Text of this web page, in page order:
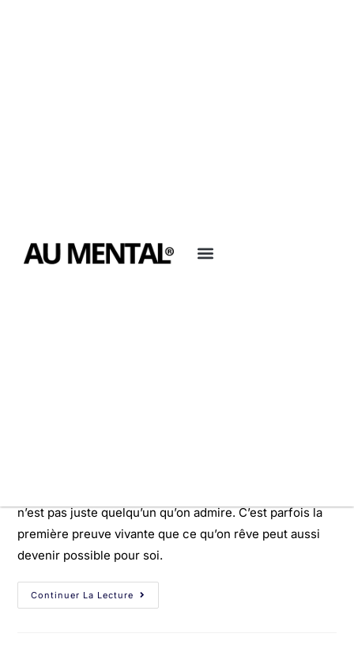
n’est pas juste quelqu’un qu’on admire. C’est parfois la
première preuve vivante que ce qu’on rêve peut aussi
devenir possible pour soi.
Continuer La Lecture